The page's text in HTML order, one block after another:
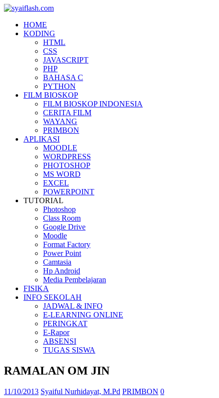
HOME
KODING
HTML
CSS
JAVASCRIPT
PHP
BAHASA C
PYTHON
FILM BIOSKOP
FILM BIOSKOP INDONESIA
CERITA FILM
WAYANG
PRIMBON
APLIKASI
MOODLE
WORDPRESS
PHOTOSHOP
MS WORD
EXCEL
POWERPOINT
TUTORIAL
Photoshop
Class Room
Google Drive
Moodle
Format Factory
Power Point
Camtasia
Hp Android
Media Pembelajaran
FISIKA
INFO SEKOLAH
JADWAL & INFO
E-LEARNING ONLINE
PERINGKAT
E-Rapor
ABSENSI
TUGAS SISWA
RAMALAN OM JIN
11/10/2013 Syaiful Nurhidayat, M.Pd PRIMBON 0